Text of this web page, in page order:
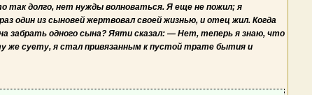
долго, нет нужды волноваться. Я еще не пожил; я
один из сыновей жертвовал своей жизнью, и отец жил. Когда
забрать одного сына? Яяти сказал: — Нет, теперь я знаю, что
же суету, я стал привязанным к пустой трате бытия и